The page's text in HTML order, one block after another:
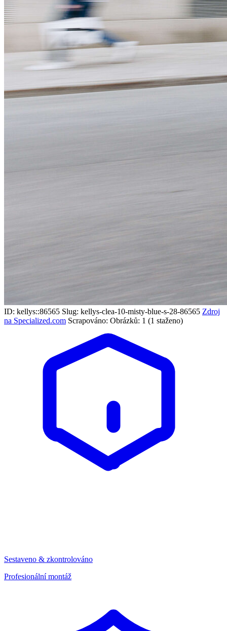
ID: kellys::86565 Slug: kellys-clea-10-misty-blue-s-28-86565 Zdroj
na Specialized.com Scrapováno: Obrázků: 1 (1 staženo)
Sestaveno & zkontrolováno
Profesionální montáž